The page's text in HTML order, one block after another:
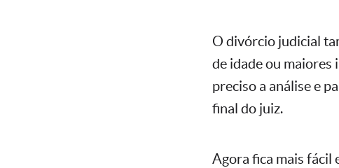
O divórcio judicial
de idade ou maiores
preciso a análise e
final do juiz.
Agora fica mais fácil